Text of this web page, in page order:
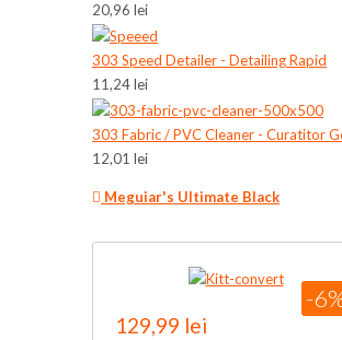
20,96 lei
303 Speed Detailer - Detailing Rapid
11,24 lei
303 Fabric / PVC Cleaner - Curatitor
12,01 lei
Meguiar's Ultimate Black
-
129,99 lei